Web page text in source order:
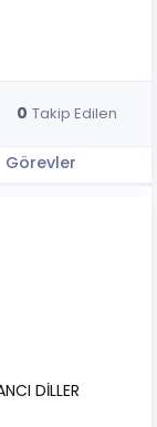
0 Takip Edilen
Görevler
DİLLER